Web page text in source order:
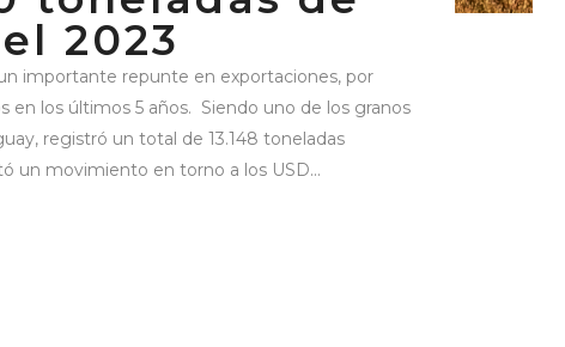
2023
importante repunte en exportaciones, por
en los últimos 5 años. Siendo uno de los granos
registró un total de 13.148 toneladas
un movimiento en torno a los USD...